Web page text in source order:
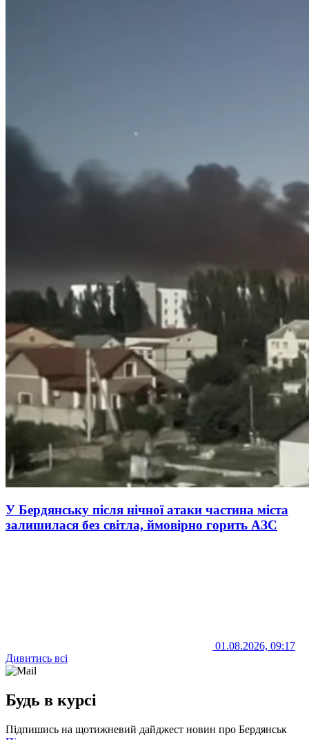
У Бердянську після нічної атаки частина міста
залишилася без світла, ймовірно горить АЗС
01.08.2026, 09:17
Дивитись всі
Будь в курсі
Підпишись на щотижневий дайджест новин про Бердянськ